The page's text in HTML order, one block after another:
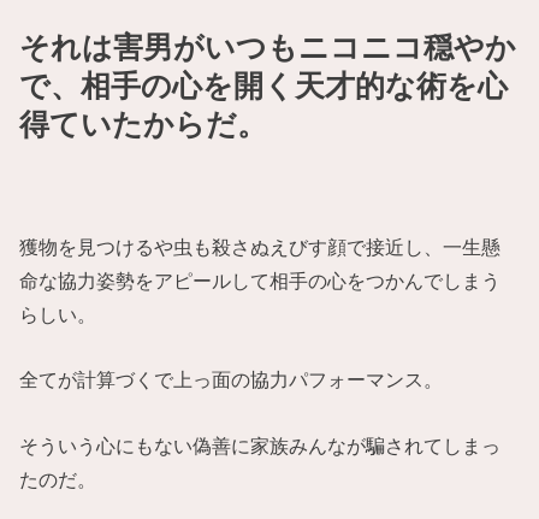
それは害男がいつもニコニコ穏やか
で、相手の心を開く天才的な術を心
得ていたからだ。
獲物を見つけるや虫も殺さぬえびす顔で接近し、一生懸
命な協力姿勢をアピールして相手の心をつかんでしまう
らしい。
全てが計算づくで上っ面の協力パフォーマンス。
そういう心にもない偽善に家族みんなが騙されてしまっ
たのだ。